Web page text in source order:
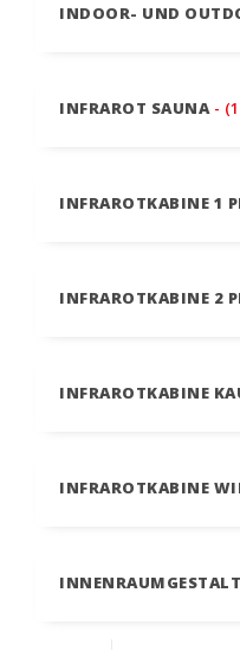
INDOOR- UND
INFRAROT SAUNA -
INFRAROTKABINE 1
INFRAROTKABINE 2
INFRAROTKABINE
INFRAROTKABINE